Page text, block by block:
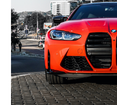
Jetzt
starten
Marktplatz
Gebrauchtwagen
Spezialist